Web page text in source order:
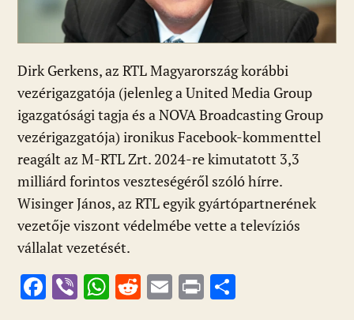
Dirk Gerkens, az RTL Magyarország korábbi
vezérigazgatója (jelenleg a United Media Group
igazgatósági tagja és a NOVA Broadcasting Group
vezérigazgatója) ironikus Facebook-kommenttel
reagált az M-RTL Zrt. 2024-re kimutatott 3,3
milliárd forintos veszteségéről szóló hírre.
Wisinger János, az RTL egyik gyártópartnerének
vezetője viszont védelmébe vette a televíziós
vállalat vezetését.
F Vi W R E Pr